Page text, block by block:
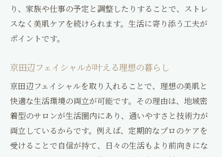
り、家族や仕事の予定と調整したりすることで、ストレ
スなく美肌ケアを続けられます。生活に寄り添う工夫が
ポイントです。
京田辺フェイシャルが叶える理想の暮らし
京田辺フェイシャルを取り入れることで、理想の美肌と
快適な生活環境の両立が可能です。その理由は、地域密
着型のサロンが生活圏内にあり、通いやすさと技術力が
両立しているからです。例えば、定期的なプロのケアを
受けることで自信が持て、日々の生活もより前向きにな